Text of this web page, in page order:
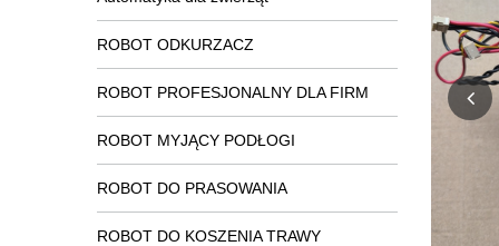
ROBOT ODKURZACZ
ROBOT PROFESJONALNY DLA FIRM
ROBOT MYJĄCY PODŁOGI
ROBOT DO PRASOWANIA
ROBOT DO KOSZENIA TRAWY